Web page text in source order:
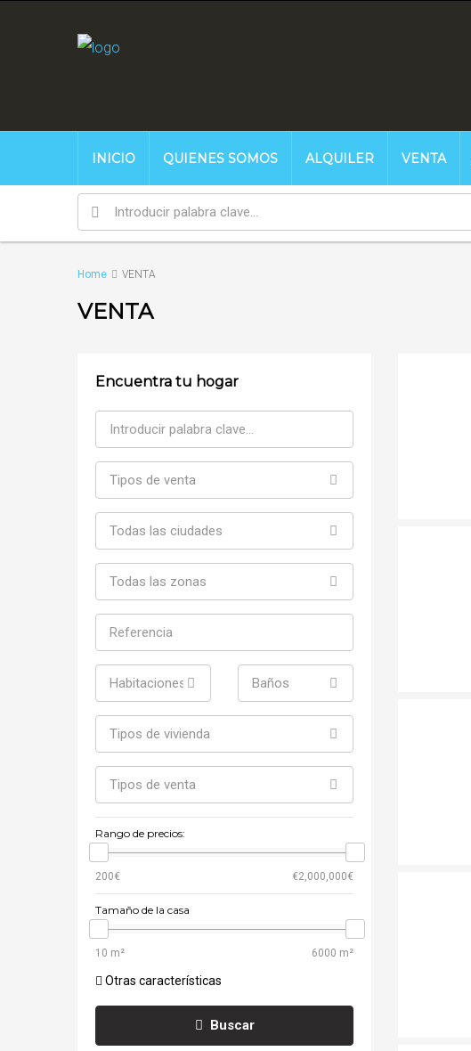
INICIO QUIENES SOMOS ALQUILER VENTA
Home VENTA
VENTA
Encuentra tu hogar
Tipos de venta
Todas las ciudades
Todas las zonas
Habitaciones Baños
Tipos de vivienda
Tipos de venta
Rango de precios:
Tamaño de la casa
Otras características
Buscar